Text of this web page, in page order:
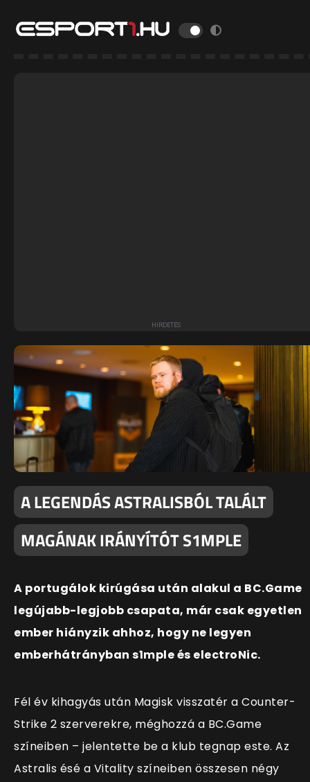
A LEGENDÁS ASTRALISBÓL TALÁLT
MAGÁNAK IRÁNYÍTÓT S1MPLE
A portugálok kirúgása után alakul a BC.Game
legújabb-legjobb csapata, már csak egyetlen
ember hiányzik ahhoz, hogy ne legyen
emberhátrányban s1mple és electroNic.
Fél év kihagyás után Magisk visszatér a Counter-
Strike 2 szerverekre, méghozzá a BC.Game
színeiben – jelentette be a klub tegnap este. Az
Astralis ésé a Vitality színeiben összesen négy